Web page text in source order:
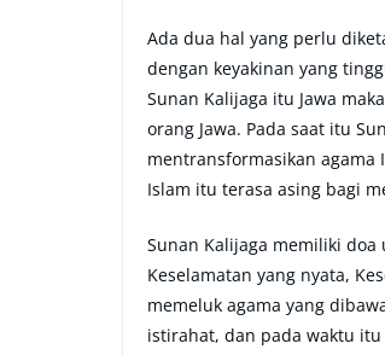
Ada dua hal yang perlu
dengan keyakinan yang
Sunan Kalijaga itu Jawa
orang Jawa. Pada saat itu
mentransformasikan agama
Islam itu terasa asing bagi
Sunan Kalijaga memiliki
Keselamatan yang nyata,
memeluk agama yang
istirahat, dan pada waktu